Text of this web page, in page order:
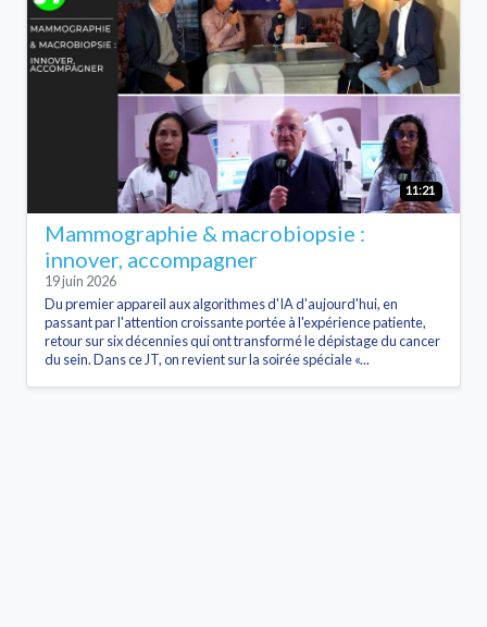
11:21
Mammographie & macrobiopsie :
innover, accompagner
19 juin 2026
Du premier appareil aux algorithmes d'IA d'aujourd'hui, en
passant par l'attention croissante portée à l'expérience patiente,
retour sur six décennies qui ont transformé le dépistage du cancer
du sein. Dans ce JT, on revient sur la soirée spéciale «...